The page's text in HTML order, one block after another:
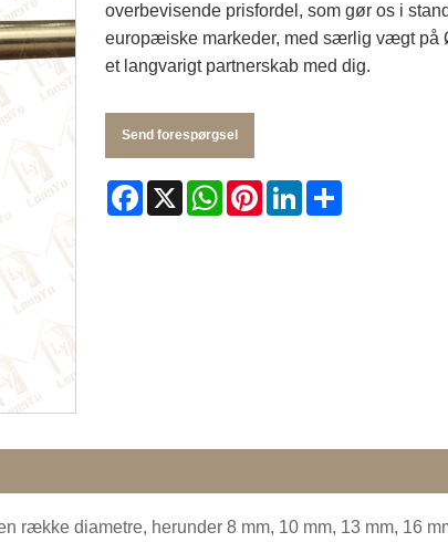
overbevisende prisfordel, som gør os i
europæiske markeder, med særlig vægt på
et langvarigt partnerskab med dig.
Send forespørgsel
Facebook
X WhatsApp
PinterestLinkedIn
række diametre, herunder 8 mm, 10 mm, 13 mm, 16